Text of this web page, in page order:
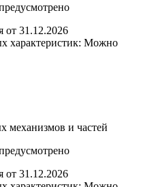
от 31.12.2026
характеристик: Можно
механизмов и частей
от 31.12.2026